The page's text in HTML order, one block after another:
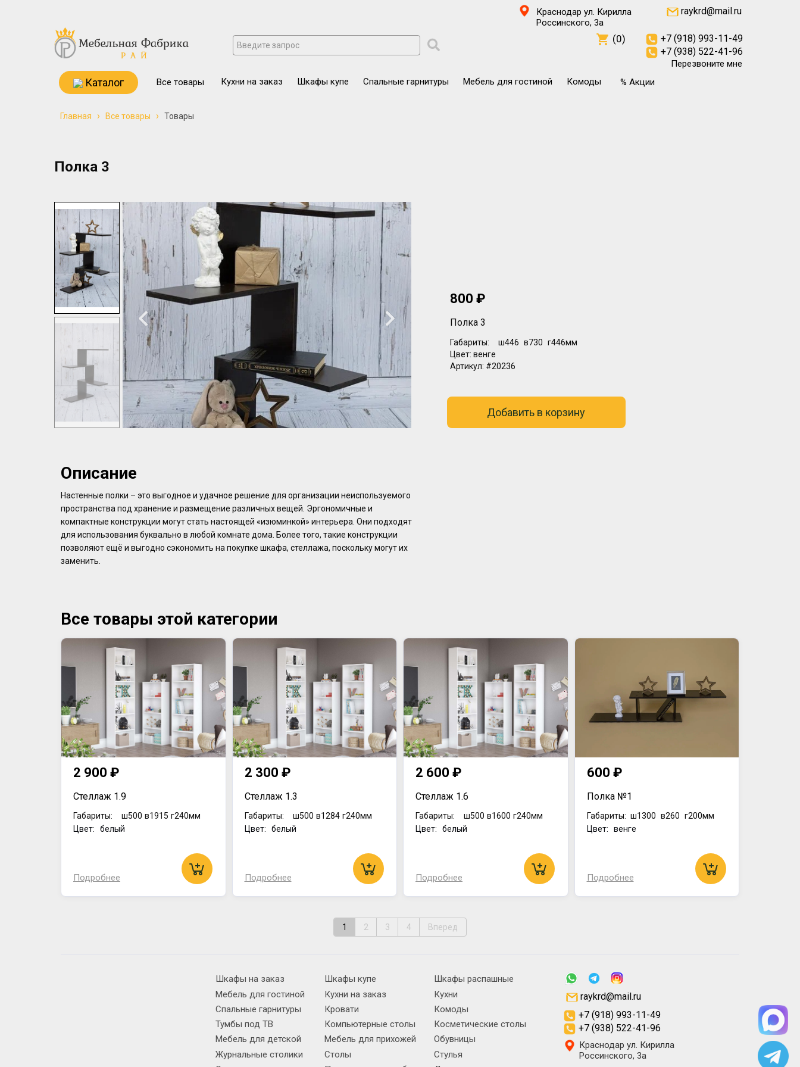
Краснодар ул. Кирилла
Россинского, 3а
raykrd@mail.ru
Перезвоните мне
Кухни на заказ
Шкафы купе Спальные гарнитуры Мебель для гостиной Комоды
Все товары % Акции
Каталог
(0)
+7 (918) 993-11-49
+7 (938) 522-41-96
Главная › Все товары › Товары
Полка 3
800 ₽
Полка 3
Габариты: ш446 в730 г446мм
Цвет: венге
Артикул: #20236
Добавить в корзину
Описание
Настенные полки – это выгодное и удачное решение для организации неиспользуемого
пространства под хранение и размещение различных вещей. Эргономичные и
компактные конструкции могут стать настоящей «изюминкой» интерьера. Они подходят
для использования буквально в любой комнате дома. Более того, такие конструкции
позволяют ещё и выгодно сэкономить на покупке шкафа, стеллажа, поскольку могут их
заменить.
Все товары этой категории
2 900 ₽
Стеллаж 1.9
Габариты: ш500 в1915 г240мм
Цвет: белый
Подробнее
2 300 ₽
Стеллаж 1.3
Габариты: ш500 в1284 г240мм
Цвет: белый
Подробнее
2 600 ₽
Стеллаж 1.6
Габариты: ш500 в1600 г240мм
Цвет: белый
Подробнее
600 ₽
Полка №1
Габариты: ш1300 в260 г200мм
Цвет: венге
Подробнее
1 2 3 4 Вперед
Краснодар ул. Кирилла
Россинского, 3а
Шкафы на заказ Шкафы купе
Шкафы распашные
Мебель для гостиной
Кухни на заказ
Кухни
Спальные гарнитуры
Кровати
Комоды
Тумбы под ТВ
Компьютерные столы
Косметические столы
Мебель для детской
Мебель для прихожей
Обувницы
Журнальные столики
Столы
Стулья
+7 (918) 993-11-49
+7 (938) 522-41-96
raykrd@mail.ru